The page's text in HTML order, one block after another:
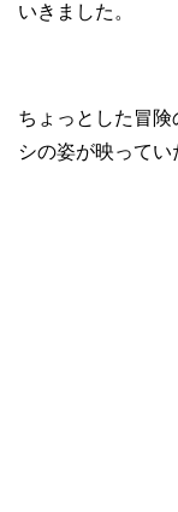
いきました。
ちょっとした冒
シの姿が映ってい